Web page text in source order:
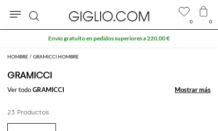
HOMBRE GRAMICCI HOMBRE
GRAMICCI
Ver todoGRAMICCI Mostrar más
Mostrar más
23 Productos
0 0
Buscar
Envío gratuito en pedidos superiores a 220,00 €